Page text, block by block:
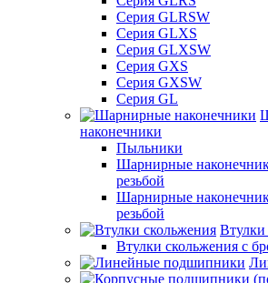
Серия GLRSW
Серия GLXS
Серия GLXSW
Серия GXS
Серия GXSW
Серия GL
наконечники
Пыльники
Шарнирные
резьбой
Шарнирные
резьбой
Втулки
Втулки скольжения с